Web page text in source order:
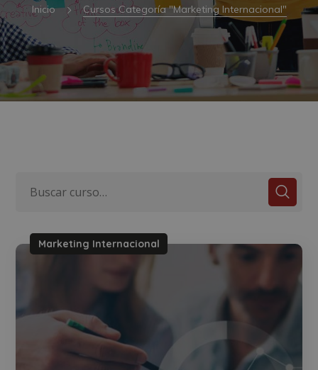
Inicio Cursos Categoría "Marketing Internacional"
Marketing Internacional